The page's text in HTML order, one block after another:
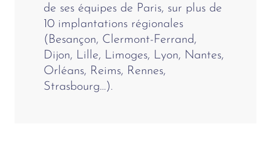
de ses équipes de Paris, sur plus de
10 implantations régionales
(Besançon, Clermont-Ferrand,
Dijon, Lille, Limoges, Lyon, Nantes,
Orléans, Reims, Rennes,
Strasbourg…).